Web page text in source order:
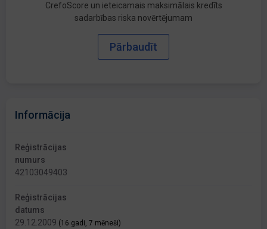
CrefoScore un ieteicamais maksimālais kredīts
sadarbības riska novērtējumam
Pārbaudīt
Informācija
Reģistrācijas
numurs
42103049403
Reģistrācijas
datums
29.12.2009 (16 gadi, 7 mēneši)